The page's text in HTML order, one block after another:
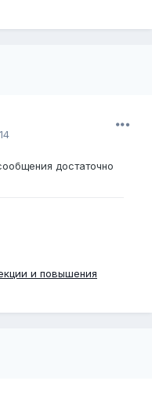
достаточно
и повышения